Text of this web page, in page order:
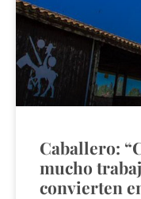
Caballero:
mucho
convierten